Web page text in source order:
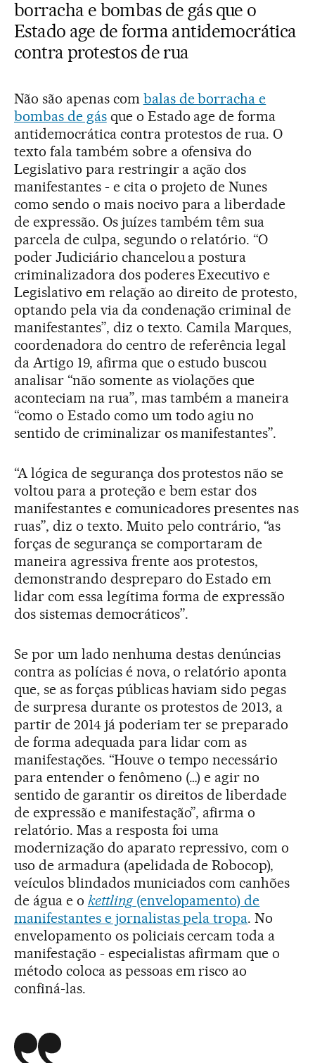
borracha e bombas de gásque o
Estado age de forma antidemocrática
contra protestos de rua
Não são apenas com balas de borracha e
bombas de gásque o Estado age de forma
antidemocrática contra protestos de rua. O
texto fala também sobre a ofensiva do
Legislativo para restringir a ação dos
manifestantes - e cita o projeto de Nunes
como sendo o mais nocivo para a liberdade
de expressão. Os juízes também têm sua
parcela de culpa, segundo o relatório. “O
poder Judiciário chancelou a postura
criminalizadora dos poderes Executivo e
Legislativo em relação ao direito de protesto,
optando pela via da condenação criminal de
manifestantes”, diz o texto. Camila Marques,
coordenadora do centro de referência legal
da Artigo 19, afirma que o estudo buscou
analisar “não somente as violações que
aconteciam na rua”, mas também a maneira
“como o Estado como um todo agiu no
sentido de criminalizar os manifestantes”.
“A lógica de segurança dos protestos não se
voltou para a proteção e bem estar dos
manifestantes e comunicadores presentes nas
ruas”, diz o texto. Muito pelo contrário, “as
forças de segurança se comportaram de
maneira agressiva frente aos protestos,
demonstrando despreparo do Estado em
lidar com essa legítima forma de expressão
dos sistemas democráticos”.
Se por um lado nenhuma destas denúncias
contra as polícias é nova, o relatório aponta
que, se as forças públicas haviam sido pegas
de surpresa durante os protestos de 2013, a
partir de 2014 já poderiam ter se preparado
de forma adequada para lidar com as
manifestações. “Houve o tempo necessário
para entender o fenômeno (…) e agir no
sentido de garantir os direitos de liberdade
de expressão e manifestação”, afirma o
relatório. Mas a resposta foi uma
modernização do aparato repressivo, com o
uso de armadura (apelidada de Robocop),
veículos blindados municiados com canhões
de água e o kettling(envelopamento) de
manifestantes e jornalistas pela tropa. No
envelopamento os policiais cercam toda a
manifestação - especialistas afirmam que o
método coloca as pessoas em risco ao
confiná-las.